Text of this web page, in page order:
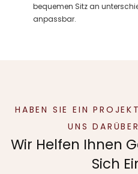
bequemen Sitz an
anpassbar.
HABEN SIE EIN
UNS
Wir Helfen Ihnen
Sich